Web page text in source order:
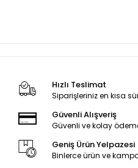
Hızlı Teslimat
Siparişleriniz en kısa
Güvenli Alışveriş
Güvenli ve kolay
Geniş Ürün Yelpazesi
Binlerce ürün ve